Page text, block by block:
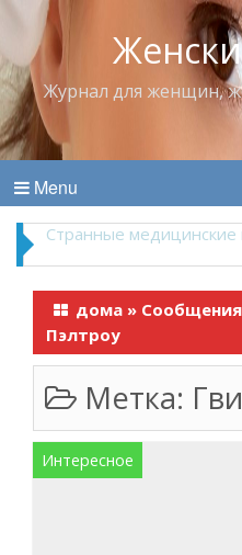
Журнал для женщин,
Menu
Что пить в жару
дома » Сообщения
Пэлтроу
Метка:
Интересное